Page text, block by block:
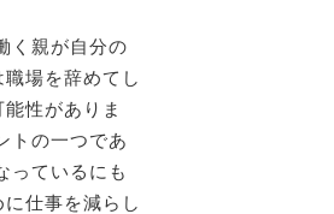
く親が自分の
場を辞めてし
性がありま
トの一つであ
っているにも
仕事を減らし